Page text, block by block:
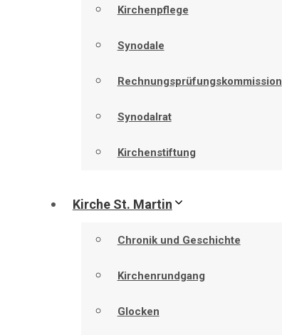
Kirchenpflege
Synodale
Rechnungsprüfungskommission
Synodalrat
Kirchenstiftung
Kirche St. Martin
Chronik und Geschichte
Kirchenrundgang
Glocken